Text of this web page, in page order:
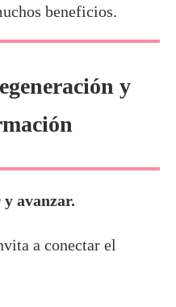
beneficios.
y
avanzar.
a conectar el